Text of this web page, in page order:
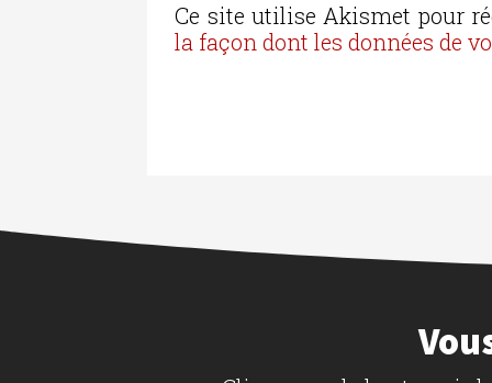
Ce site utilise Akismet pour
la façon dont les données de